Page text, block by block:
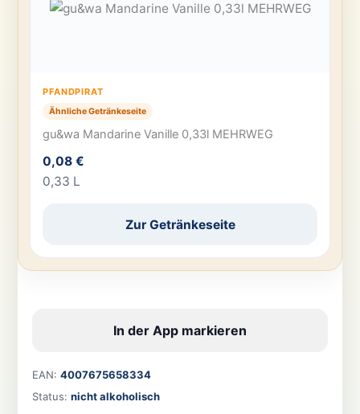
PFANDPIRAT
Ähnliche Getränkeseite
gu&wa Mandarine Vanille 0,33l MEHRWEG
0,08 €
0,33 L
Zur Getränkeseite
In der App markieren
EAN: 4007675658334
Status: nicht alkoholisch